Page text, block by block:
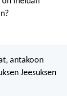
antakoon
Jeesuksen